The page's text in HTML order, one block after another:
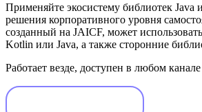
Применяйте экосистему библиотек Java
решения корпоративного уровня
созданный на JAICF, может
Kotlin или Java, а также сторонние
Работает везде, доступен в любом канале